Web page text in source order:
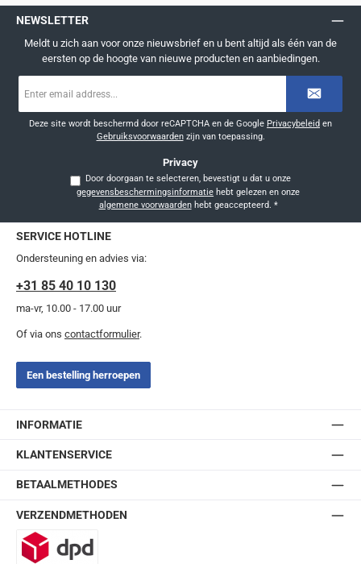
NEWSLETTER
Meldt u zich aan voor onze nieuwsbrief en u bent altijd als één van de
eersten op de hoogte van nieuwe producten en aanbiedingen.
mailadres
Deze site wordt beschermd door reCAPTCHA en de Google Privacybeleid en
Gebruiksvoorwaardenzijn van toepassing.
Privacy
Door doorgaan te selecteren, bevestigt u dat u onze
gegevensbeschermingsinformatie
algemene voorwaardenhebt geaccepteerd. *
SERVICE HOTLINE
Ondersteuning en advies via:
+31 85 40 10 130
ma-vr, 10.00 - 17.00 uur
Of via ons contactformulier.
Een bestelling herroepen
INFORMATIE
KLANTENSERVICE
BETAALMETHODES
VERZENDMETHODEN